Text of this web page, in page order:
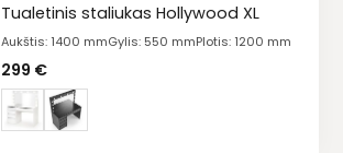
Tualetinis staliukas Hollywood XL
Aukštis: 1400 mmGylis: 550 mmPlotis: 1200 mm
299 €